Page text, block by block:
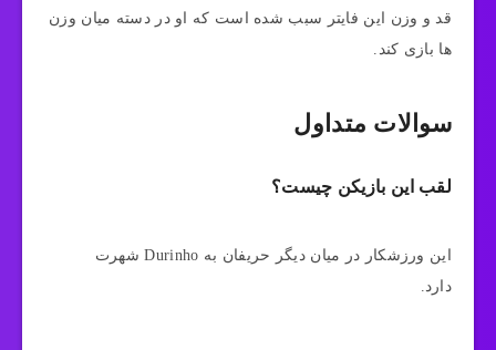
قد و وزن این فایتر سبب شده است که او در دسته میان وزن
ها بازی کند.
سوالات متداول
لقب این بازیکن چیست؟
این ورزشکار در میان دیگر حریفان به Durinho شهرت
دارد.